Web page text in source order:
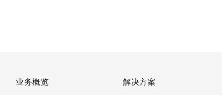
业务概览
解决方案